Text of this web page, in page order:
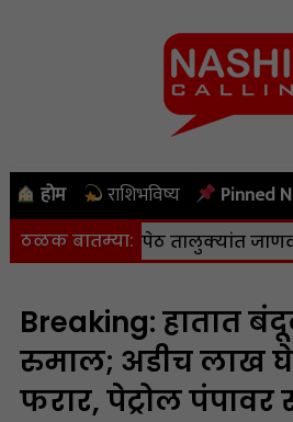
होम राशिभविष्य Pinned
ठळक बातम्या:
आणि पेठ तालुक्यांत जाणवली कंपने,
Breaking: हातात
रुमाल; अडीच लाख
फरार, पेट्रोल पंपावर